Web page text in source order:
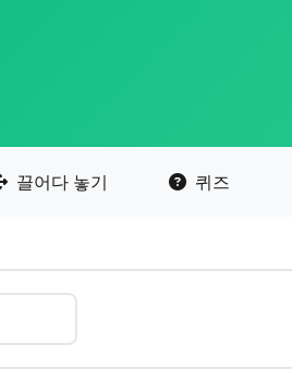
끌어다 놓기 퀴즈